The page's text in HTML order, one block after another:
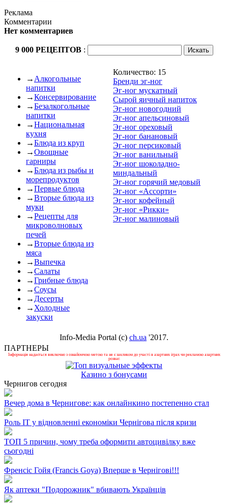
Реклама
Комментарии
Нет комментариев
9 000 РЕЦЕПТОВ :
→ Алкогольные
напитки
→Консервирование
→Безалкогольные
напитки
→Национальная
кухня
→Блюда из круп
→Овощные
гарниры
→Блюда из рыбы и
морепродуктов
→Первые блюда
→Вторые блюда из
муки
→Рецепты для
микроволновых
печей
→Вторые блюда из
мяса
→Выпечка
→Салаты
→Грибные блюда
→Соусы
→ Десерты
→ Холодные
закуски
Количество: 15
Бренди эг-ног
Эг-ног мускатный
Сырой яичный напиток
Эг-ног новогодний
Эг-ног апельсиновый
Эг-ног ореховый
Эг-ног банановый
Эг-ног персиковый
Эг-ног ванильный
Эг-ног шоколадно-
миндальный
Эг-ног горячий медовый
Эг-ног «Ассорти»
Эг-ног кофейный
Эг-ног «Рикки»
Эг-ног малиновый
Info-Media Portal (c) ch.ua '2017.
ПАРТНЕРЫ
Інформація надається виключно з ознайомчою метою та не є закликом до участі в азартних іграх чи рекламою азартних
розваг.
Казино з бонусами
Чернигов сегодня
Вечер дома в Чернигове: как онлайнкино постепенно стал
Роль ІТ у відновленні економіки Чернігова після кризи
ТОП 5 причин, чому треба оформити автоцивілку вже
сьогодні
Френсіс Гойя (Francis Goya) Вперше в Чернігові!!!
Як аптеки "Подорожник" вбивають Українців